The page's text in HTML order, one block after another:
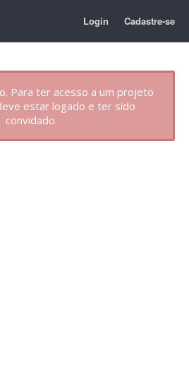
Login Cadastre-se
Para ter acesso a um projeto
estar logado e ter sido
convidado.